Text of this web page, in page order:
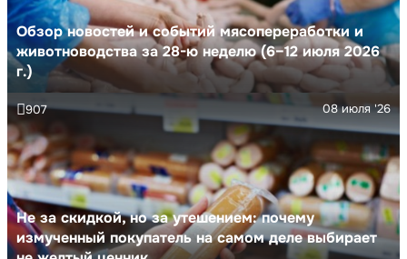
Обзор новостей и событий мясопереработки и
животноводства за 28-ю неделю (6–12 июля 2026
г.)
Не за скидкой, но за утешением: почему
измученный покупатель на самом деле выбирает
08 июля '26
907